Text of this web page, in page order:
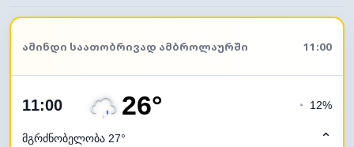
ᲐᲛᲘᲜᲓᲘ ᲡᲐᲐᲗᲝᲑᲠᲘᲕᲐᲓ ᲐᲛᲑᲠᲝᲚᲐᲣᲠᲨᲘ 11:00
11:00 26°
მგრძნობელობა 27°
◔ 12%
⌃